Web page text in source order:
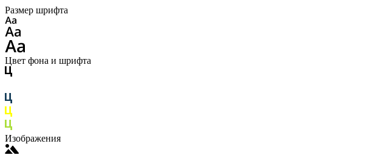
Размер шрифта
Цвет фона и шрифта
Изображения